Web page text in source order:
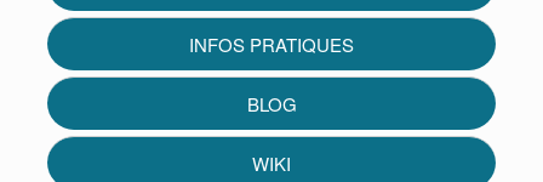
INFOS PRATIQUES
BLOG
WIKI